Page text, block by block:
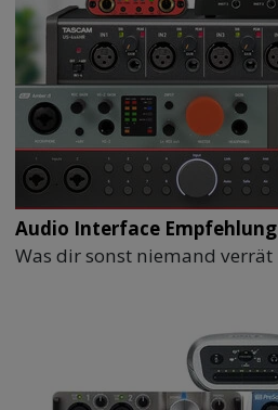
Audio Interface Empfehlung
Was dir sonst niemand verrät